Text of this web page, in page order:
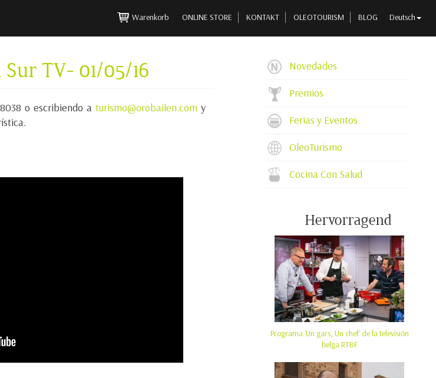
Warenkorb ONLINE STORE KONTAKT OLEOTOURISM BLOG Deutsch
TV- 01/05/16 Novedades
Premios
Ferias y Eventos
OleoTurismo
Cocina Con Salud
Hervorragend
Programa 'Un gars, Un chef' de la televisión
belga RTBF
o escribiendo a turismo@orobailen.comy